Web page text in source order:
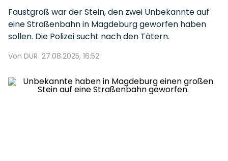
Faustgroß war der Stein, den zwei Unbekannte auf
eine Straßenbahn in Magdeburg geworfen haben
sollen. Die Polizei sucht nach den Tätern.
Von DUR 27.08.2025, 16:52